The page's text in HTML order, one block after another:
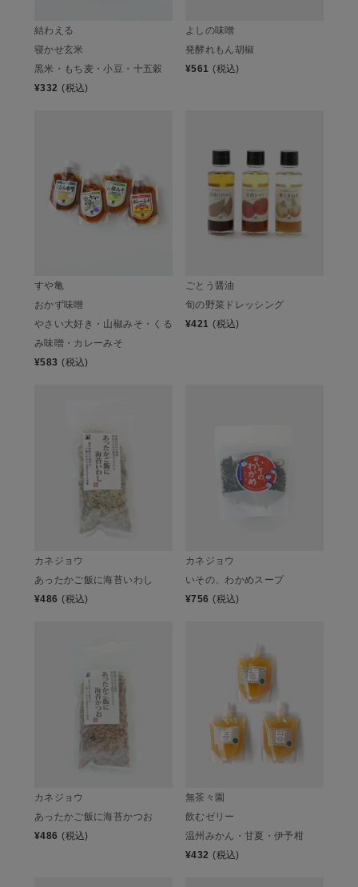
結わえる
寝かせ玄米
黒米・もち麦・小豆・十五穀
¥332 (税込)
よしの味噌
発酵れもん胡椒
¥561 (税込)
すや亀
おかず味噌
やさい大好き・山椒みそ・くる
み味噌・カレーみそ
¥583 (税込)
ごとう醤油
旬の野菜ドレッシング
¥421 (税込)
カネジョウ
あったかご飯に海苔いわし
¥486 (税込)
カネジョウ
いその、わかめスープ
¥756 (税込)
カネジョウ
あったかご飯に海苔かつお
¥486 (税込)
無茶々園
飲むゼリー
温州みかん・甘夏・伊予柑
¥432 (税込)